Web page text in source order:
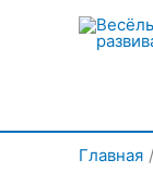
Главная